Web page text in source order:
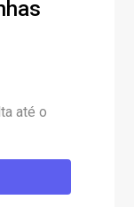
até o